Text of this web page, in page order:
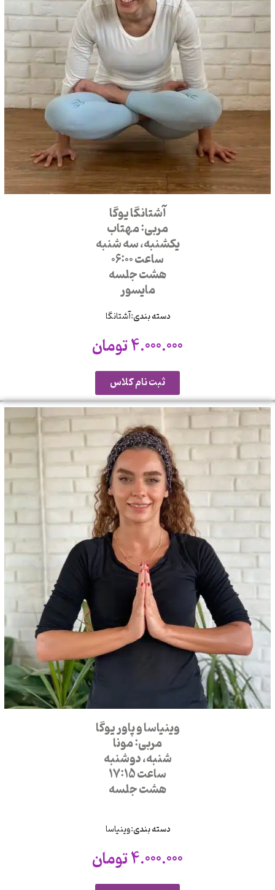
آشتانگا یوگا
مربی: مهتاب
یکشنبه، سه شنبه
ساعت 06:00
هشت جلسه
مایسور
دسته بندی:آشتانگا
4.000.000تومان
ثبت نام کلاس
وینیاسا و پاور یوگا
مربی: مونا
شنبه، دوشنبه
ساعت 17:15
هشت جلسه
دسته بندی:وینیاسا
4.000.000تومان